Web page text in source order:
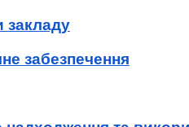
закладу
забезпечення